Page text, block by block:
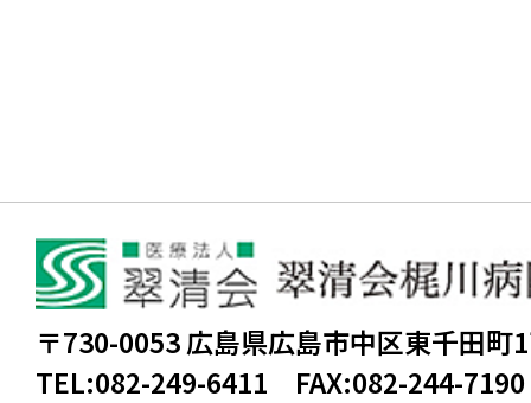
〒730-0053 広島県広島市中区東千田町
TEL:082-249-6411 FAX:082-244-7190